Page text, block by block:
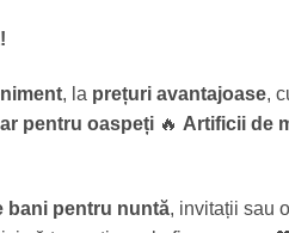
, la prețuri avantajoase,
pentru oaspeți 🔥 Artificii de
bani pentru nuntă, invitații sau